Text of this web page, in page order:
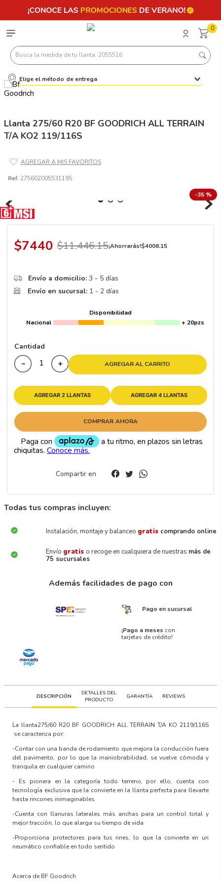
0
Busca la medida de tu llanta: 2055516
Elige el método de entrega
Llanta 275/60 R20 BF GOODRICH ALL TERRAIN
T/A KO2 119/116S
Ref. 27560200553119S
-35 %
$7440 $11,446.15¡Ahorrarás!$4006.15
Envío a domicilio: 3 - 5 días
Envío en sucursal: 1 - 2 días
Disponibilidad
Nacional
+ 20pzs
Cantidad
＋
－ AGREGAR AL CARRITO
AGREGAR 2 LLANTAS AGREGAR 4 LLANTAS
COMPRAR AHORA
Compartir en
Todas tus compras incluyen:
Instalación, montaje y balanceo gratis comprando online
Envío gratis o recoge en cualquiera de nuestras más de
75 sucursales
Además facilidades de pago con
Pago en sucursal
¡Pago a meses con
tarjetas de crédito!
DESCRIPCIÓN
DETALLES DEL
PRODUCTO
GARANTÍA REVIEWS
La llanta275/60 R20 BF GOODRICH ALL TERRAIN T/A KO 2119/116S
se caracteriza por:
-Contar con una banda de rodamiento que mejora la conducción fuera
del pavimento, por lo que la maniobrabilidad, se vuelve cómoda y
tranquila en cualquier camino
- Es pionera en la categoría todo terreno, por ello, cuenta con
tecnología exclusiva que la convierte en la llanta perfecta para llevarte
hasta rincones inimaginables
-Cuenta con llanuras laterales más anchas para un control total y
mejor tracción, lo que alarga su tiempo de vida
-Proporciona protectores para tus rines, lo que la convierte en un
neumático confiable en todo sentido
Acerca de BF Goodrich
Términos más buscados
7 245